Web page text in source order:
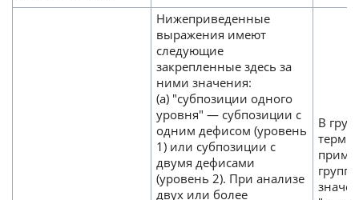
Нижеприведенные
выражения имеют
следующие
закрепленные здесь за
ними значения:
(а) "субпозиции одного
уровня" — субпозиции с
одним дефисом (уровень
1) или субпозиции с
двумя дефисами
(уровень 2). При анализе
двух или более
В